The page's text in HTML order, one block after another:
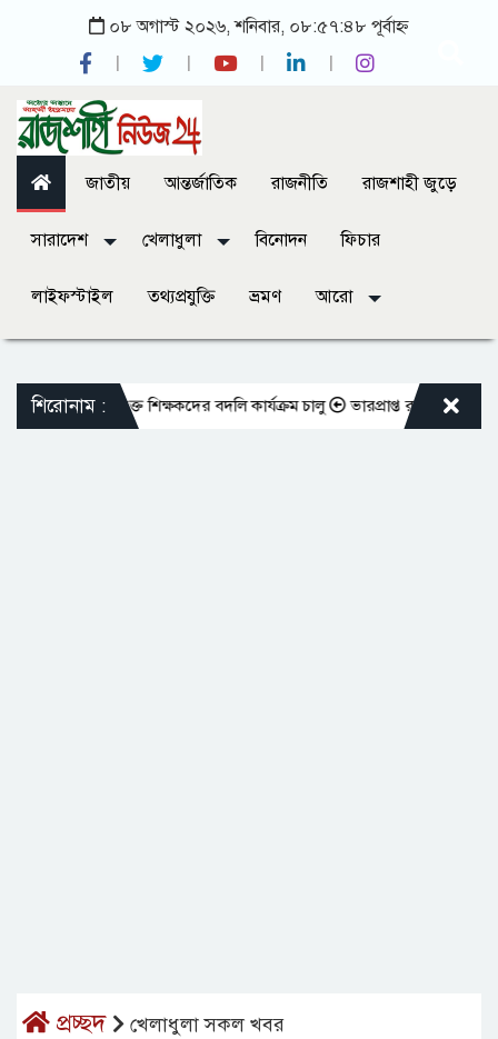
০৮ অগাস্ট ২০২৬, শনিবার, ০৮:৫৭:৪৮ পূর্বাহ্ন
জাতীয় আন্তর্জাতিক রাজনীতি রাজশাহী জুড়ে
সারাদেশ খেলাধুলা বিনোদন ফিচার
লাইফস্টাইল তথ্যপ্রযুক্তি ভ্রমণ আরো
শিরোনাম :
এমপিওভুক্ত শিক্ষকদের বদলি কার্যক্রম চালু ভারপ্রাপ্ত রাষ্ট্রপতিকে
প্রচ্ছদ খেলাধুলা সকল খবর